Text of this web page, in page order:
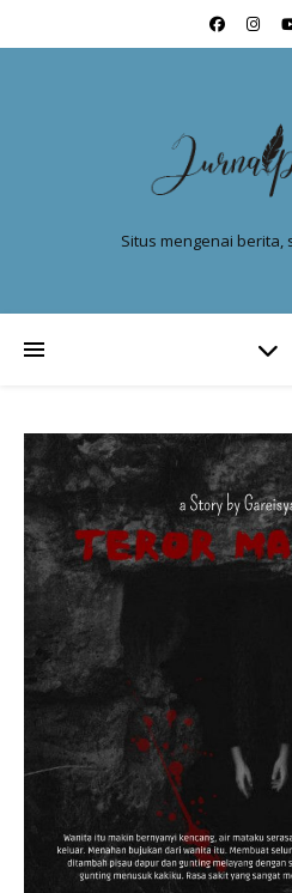
Situs mengenai berita,